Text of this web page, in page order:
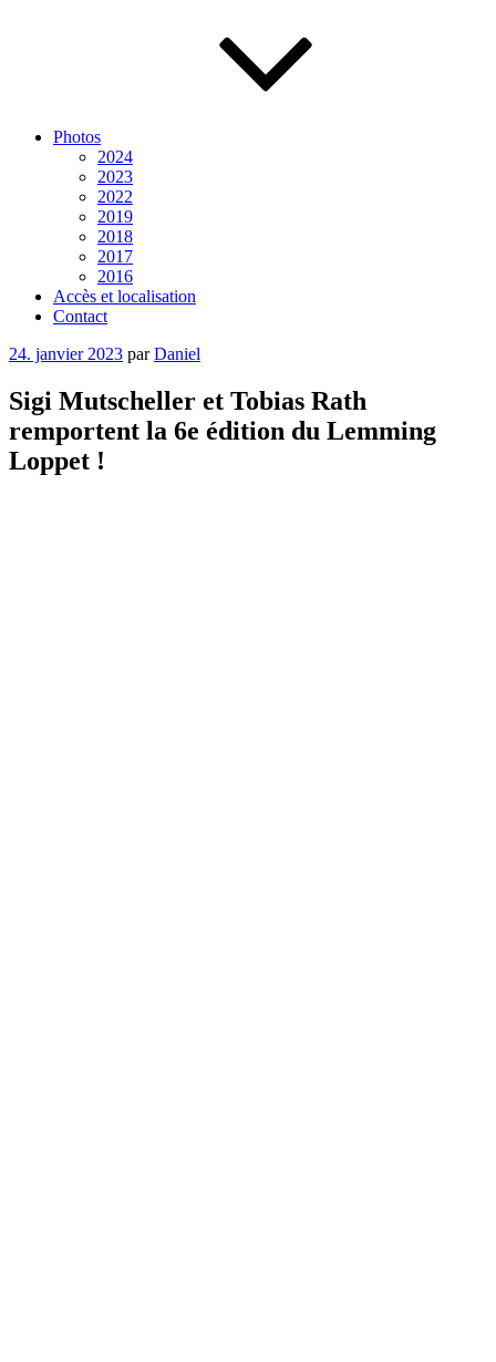
Photos
2024
2023
2022
2019
2018
2017
2016
Accès et localisation
Contact
Publié
24. janvier 2023 parDaniel
Sigi Mutscheller et Tobias Rath
remportent la 6e édition du Lemming
Loppet !